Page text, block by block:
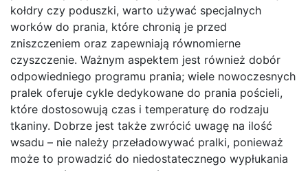
kołdry czy poduszki, warto używać specjalnych
worków do prania, które chronią je przed
zniszczeniem oraz zapewniają równomierne
czyszczenie. Ważnym aspektem jest również dobór
odpowiedniego programu prania; wiele nowoczesnych
pralek oferuje cykle dedykowane do prania pościeli,
które dostosowują czas i temperaturę do rodzaju
tkaniny. Dobrze jest także zwrócić uwagę na ilość
wsadu – nie należy przeładowywać pralki, ponieważ
może to prowadzić do niedostatecznego wypłukania